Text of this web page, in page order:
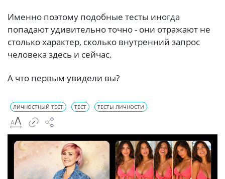
Именно поэтому подобные тесты иногда
попадают удивительно точно - они отражают не
столько характер, сколько внутренний запрос
человека здесь и сейчас.
А что первым увидели вы?
ЛИЧНОСТНЫЙ ТЕСТ ТЕСТ ТЕСТЫ ЛИЧНОСТИ